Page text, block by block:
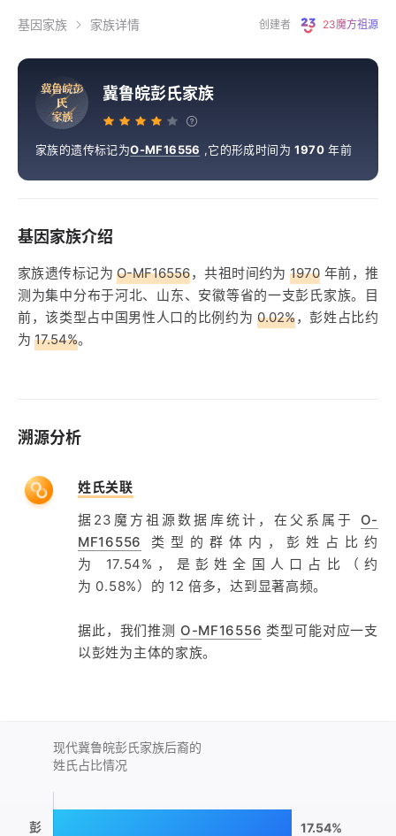
基因家族 家族详情 创建者 23魔方祖源
冀鲁皖彭
氏
家族
冀鲁皖彭氏家族
家族的遗传标记为O-MF16556 ,它的形成时间为1970 年前
基因家族介绍
家族遗传标记为O-MF16556，共祖时间约为1970 年前，推
测为集中分布于河北、山东、安徽等省的一支彭氏家族。目
前，该类型占中国男性人口的比例约为 0.02%，彭姓占比约
为 17.54%。
溯源分析
姓氏关联
据23魔方祖源数据库统计，在父系属于 O-
MF16556
类型的群体内，彭姓占比约
为 17.54%，是彭姓全国人口占比（约
为 0.58%）的 12 倍多，达到显著高频。
据此，我们推测 O-MF16556 类型可能对应一支
以彭姓为主体的家族。
现代冀鲁皖彭氏家族后裔的
姓氏占比情况
17.54%
彭